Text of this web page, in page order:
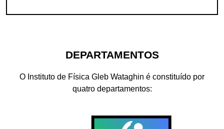
DEPARTAMENTOS
O Instituto de Física Gleb Wataghin é constituído por
quatro departamentos: